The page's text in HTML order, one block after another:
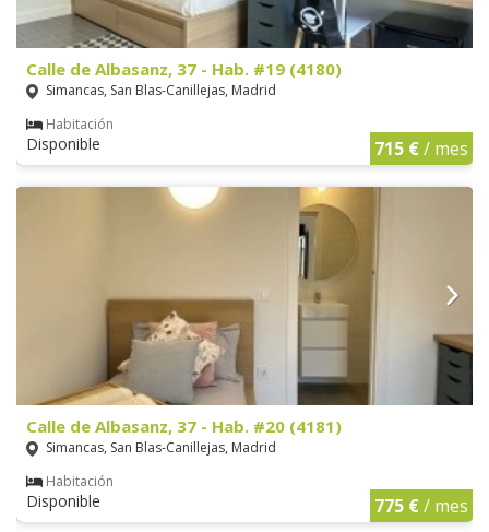
Calle de Albasanz, 37 - Hab. #19 (4180)
Simancas, San Blas-Canillejas, Madrid
Habitación
Disponible 715 €/ mes
Calle de Albasanz, 37 - Hab. #20 (4181)
Simancas, San Blas-Canillejas, Madrid
Habitación
Disponible 775 €/ mes